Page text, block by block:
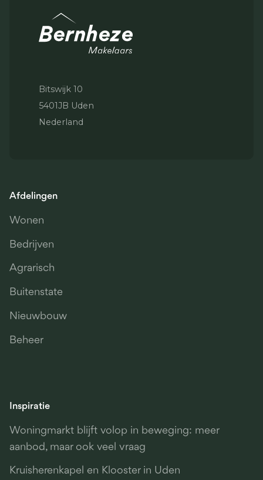
Bitswijk 10
5401JB Uden
Nederland
Afdelingen
Wonen
Bedrijven
Agrarisch
Buitenstate
Nieuwbouw
Beheer
Inspiratie
Woningmarkt blijft volop in beweging: meer
aanbod, maar ook veel vraag
Kruisherenkapel en Klooster in Uden